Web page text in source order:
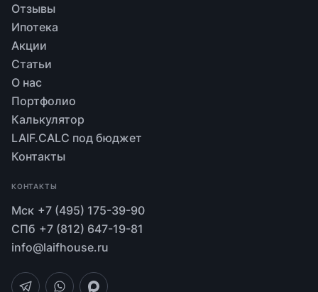
Отзывы
Ипотека
Акции
Статьи
О нас
Портфолио
Калькулятор
LAIF.CALC под бюджет
Контакты
КОНТАКТЫ
Мск +7 (495) 175-39-90
СПб +7 (812) 647-19-81
info@laifhouse.ru